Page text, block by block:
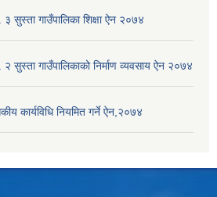
सुस्ता गाउँपालिका शिक्षा ऐन २०७४
गाउँपालिकाको निर्माण व्यवसाय ऐन २०७४
कार्यविधि नियमित गर्ने ऐन,२०७४